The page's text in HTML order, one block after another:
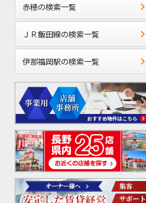
赤穂の検索一覧
ＪＲ飯田線の検索一覧
伊那福岡駅の検索一覧